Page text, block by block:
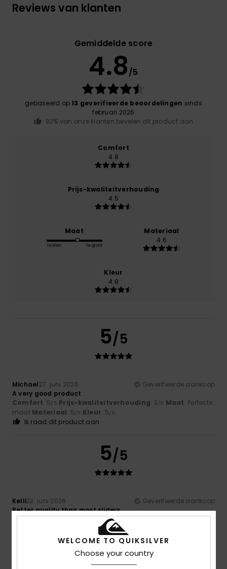
Reviews van klanten
Gemiddelde score
4.8/5
gebaseerd op 13 geverifieerde beoordelingen sinds
februari 2026
92% van onze klanten bevelen dit product aan
Comfort
4.8
Prijs-kwaliteitverhouding
4.5
Maat
Te klein Te groot
Materiaal
4.6
Kleur
4.8
5/5
Michael27. juni 2026
Geverifieerde aankoop
A very good product
Comfort: 5/5 Prijs-kwaliteitverhouding: 3/5 Maat: Perfecte
maat Materiaal: 5/5 Kleur: 5/5
Ik raad dit product aan
5/5
Kelli22. juni 2026
Geverifieerde aankoop
Better quality than most sliders
Comfort: 5 Prijs-kwaliteitverhouding: 5 Maat: Perfecte
Kleur: 5/5
Ik raad dit product aan
WELCOME TO QUIKSILVER
Choose your country